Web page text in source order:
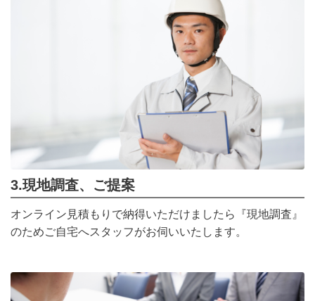
3.現地調査、ご提案
オンライン見積もりで納得いただけましたら『現地調査』
のためご自宅へスタッフがお伺いいたします。